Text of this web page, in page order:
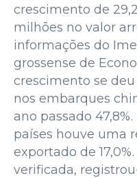
crescimento de
milhões no valor
informações do
grossense de
crescimento se
nos embarques
ano passado
países houve uma
exportado de
verificada,